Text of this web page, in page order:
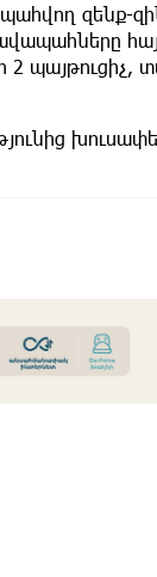
զենք-
պայթուցիչ,